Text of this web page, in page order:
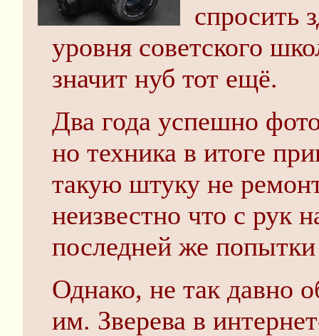
спросить
уровня советского
значит нуб тот ещё.
Два года успешно
но техника в итоге
такую штуку не
неизвестно что с рук
последней же попытки
Однако, не так давно
им. Зверева в